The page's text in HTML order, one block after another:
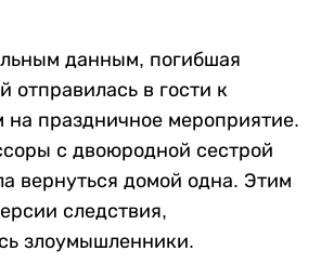
данным, погибшая
отправилась в гости к
на праздничное мероприятие.
с двоюродной сестрой
вернуться домой одна. Этим
следствия,
злоумышленники.